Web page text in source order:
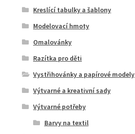
Kreslící tabulky a šablony
Modelovací hmoty
Omalovánky
Razítka pro děti
Vystřihovánky a papírové modely
Výtvarné a kreativní sady
Výtvarné potřeby
Barvy na textil